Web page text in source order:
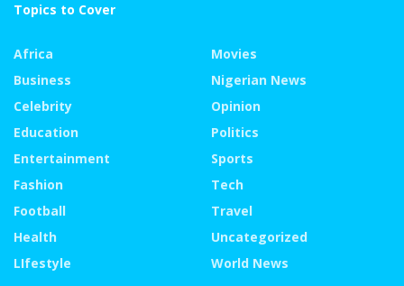
Topics to Cover
Africa
Business
Celebrity
Education
Entertainment
Fashion
Football
Health
LIfestyle
Movies
Nigerian News
Opinion
Politics
Sports
Tech
Travel
Uncategorized
World News